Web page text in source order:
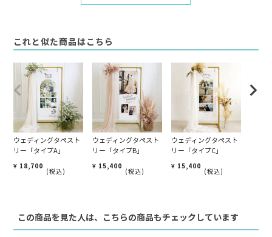
これと似た商品はこちら
ウェディングタペスト
リー「タイプA」
¥ 18,700
税込
ウェディングタペスト
リー「タイプB」
¥ 15,400
税込
ウェディングタペスト
リー「タイプC」
¥ 15,400
税込
この商品を見た人は、こちらの商品もチェックしています